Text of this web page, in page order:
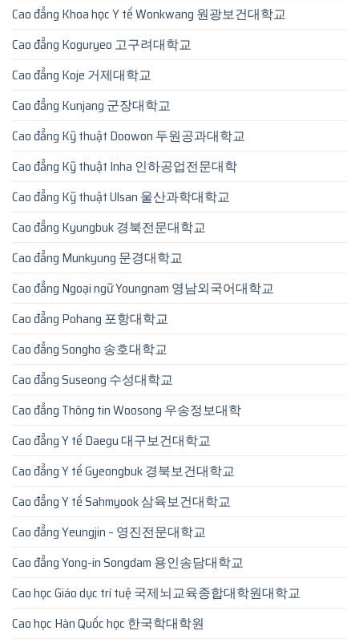
Cao đẳng Khoa học Y tế Wonkwang 원광보건대학교
Cao đẳng Koguryeo 고구려대학교
Cao đẳng Koje 거제대학교
Cao đẳng Kunjang 군장대학교
Cao đẳng Kỹ thuật Doowon 두원공과대학교
Cao đẳng Kỹ thuật Inha 인하공업전문대학
Cao đẳng Kỹ thuật Ulsan 울산과학대학교
Cao đẳng Kyungbuk 경북전문대학교
Cao đẳng Munkyung 문경대학교
Cao đẳng Ngoại ngữ Youngnam 영남외국어대학교
Cao đẳng Pohang 포항대학교
Cao đẳng Songho 송호대학교
Cao đẳng Suseong 수성대학교
Cao đẳng Thông tin Woosong 우송정보대학
Cao đẳng Y tế Daegu 대구보건대학교
Cao đẳng Y tế Gyeongbuk 경북보건대학교
Cao đẳng Y tế Sahmyook 삼육보건대학교
Cao đẳng Yeungjin – 영진전문대학교
Cao đẳng Yong-in Songdam 용인송담대학교
Cao học Giáo dục trí tuệ 국제뇌교육종합대학원대학교
Cao học Hàn Quốc học 한국학대학원